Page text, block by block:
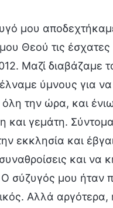
μου
Θεού τις έσχατες
Μαζί διαβάζαμε
ύμνους για
την ώρα, και
και γεμάτη.
εκκλησία και
και να
Ο σύζυγός μου ήταν
Αλλά αργότερα,